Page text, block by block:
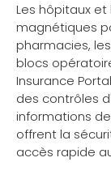
Les hôpitaux
magnétiques
pharmacies,
blocs
Insurance
des contrôles
informations
offrent la
accès rapide